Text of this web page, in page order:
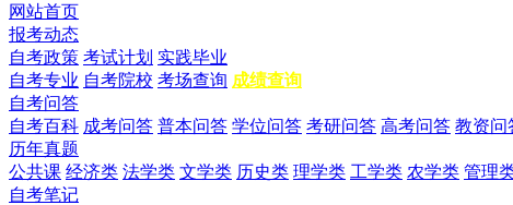
网站首页
报考动态
自考政策 考试计划 实践毕业
自考专业 自考院校 考场查询 成绩查询
自考问答
自考百科 成考问答 普本问答 学位问答 考研问答 高考问答 教资问
历年真题
公共课 经济类 法学类 文学类 历史类 理学类 工学类 农学类 管理
自考笔记